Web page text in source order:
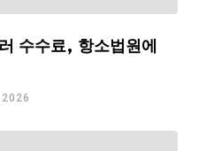
수수료, 항소법원에